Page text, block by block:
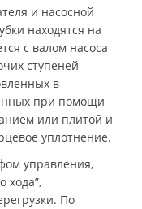
и насосной
находятся на
с валом насоса
ступеней
в
при помощи
или плитой и
уплотнение.
управления,
хода”,
По